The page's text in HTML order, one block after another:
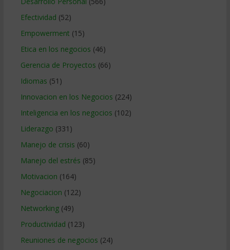
Efectividad (52)
Empowerment (15)
Etica en los negocios (46)
Gerencia de Proyectos (66)
Idiomas (51)
Innovacion en los Negocios (224)
Inteligencia en los negocios (102)
Liderazgo (331)
Manejo de crisis (60)
Manejo del estrés (85)
Motivacion (164)
Negociacion (122)
Networking(49)
Productividad (123)
Reuniones de negocios (24)